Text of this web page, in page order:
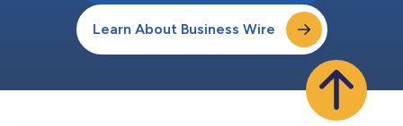
Learn About Business Wire